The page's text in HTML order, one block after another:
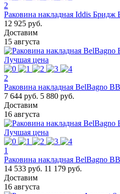
2
Раковина накладная Iddis
12 925 руб.
Доставим
15 августа
Лучшая цена
2
Раковина накладная BelBagno
7 644 руб. 5 880 руб.
Доставим
16 августа
Лучшая цена
1
Раковина накладная BelBagno
14 533 руб. 11 179 руб.
Доставим
16 августа